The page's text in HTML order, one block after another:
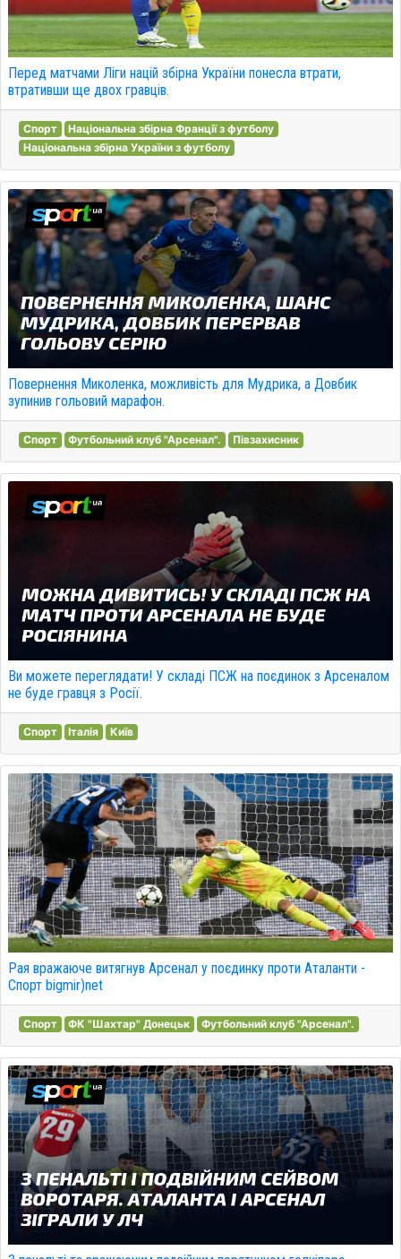
Перед матчами Ліги націй збірна України понесла втрати,
втративши ще двох гравців.
Спорт
Національна збірна Франції з футболу
Національна збірна України з футболу
Повернення Миколенка, можливість для Мудрика, а Довбик
зупинив гольовий марафон.
Спорт Футбольний клуб "Арсенал". Півзахисник
Ви можете переглядати! У складі ПСЖ на поєдинок з Арсеналом
не буде гравця з Росії.
Спорт Італія Київ
Рая вражаюче витягнув Арсенал у поєдинку проти Аталанти -
Спорт bigmir)net
Спорт ФК "Шахтар" Донецьк Футбольний клуб "Арсенал".